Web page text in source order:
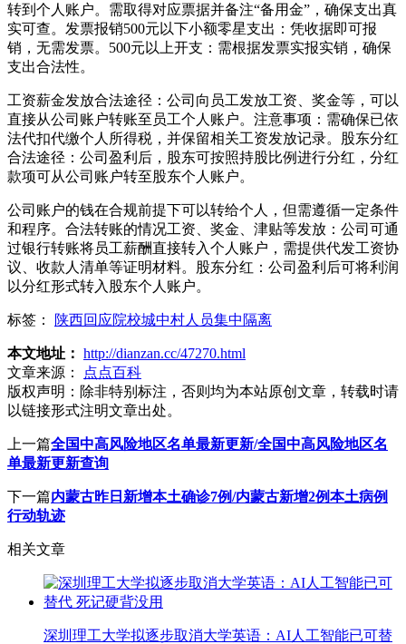
转到个人账户。需取得对应票据并备注“备用金”，确保支出真
实可查。发票报销500元以下小额零星支出：凭收据即可报
销，无需发票。500元以上开支：需根据发票实报实销，确保
支出合法性。
工资薪金发放合法途径：公司向员工发放工资、奖金等，可以
直接从公司账户转账至员工个人账户。注意事项：需确保已依
法代扣代缴个人所得税，并保留相关工资发放记录。股东分红
合法途径：公司盈利后，股东可按照持股比例进行分红，分红
款项可从公司账户转至股东个人账户。
公司账户的钱在合规前提下可以转给个人，但需遵循一定条件
和程序。合法转账的情况工资、奖金、津贴等发放：公司可通
过银行转账将员工薪酬直接转入个人账户，需提供代发工资协
议、收款人清单等证明材料。股东分红：公司盈利后可将利润
以分红形式转入股东个人账户。
标签： 陕西回应院校城中村人员集中隔离
本文地址： http://dianzan.cc/47270.html
文章来源：
点点百科
版权声明： 除非特别标注，否则均为本站原创文章，转载时请
以链接形式注明文章出处。
上一篇全国中高风险地区名单最新更新/全国中高风险地区名
单最新更新查询
下一篇内蒙古昨日新增本土确诊7例/内蒙古新增2例本土病例
行动轨迹
相关文章
深圳理工大学拟逐步取消大学英语：AI人工智能已可替